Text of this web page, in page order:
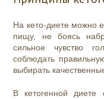
На кето-диете можно
пищу, не боясь
сильное чувство
соблюдать
выбирать
В кетогенной диете